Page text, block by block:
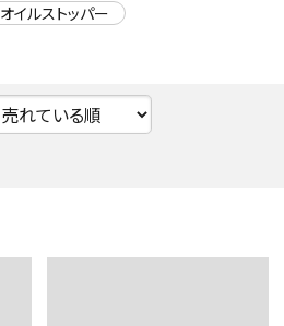
オイルストッパー